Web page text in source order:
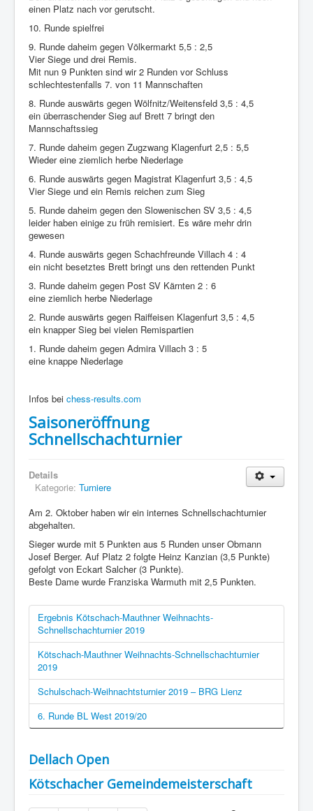
einen Platz nach vor gerutscht.
10. Runde spielfrei
9. Runde daheim gegen Völkermarkt 5,5 : 2,5
Vier Siege und drei Remis.
Mit nun 9 Punkten sind wir 2 Runden vor Schluss
schlechtestenfalls 7. von 11 Mannschaften
8. Runde auswärts gegen Wölfnitz/Weitensfeld 3,5 : 4,5
ein überraschender Sieg auf Brett 7 bringt den
Mannschaftssieg
7. Runde daheim gegen Zugzwang Klagenfurt 2,5 : 5,5
Wieder eine ziemlich herbe Niederlage
6. Runde auswärts gegen Magistrat Klagenfurt 3,5 : 4,5
Vier Siege und ein Remis reichen zum Sieg
5. Runde daheim gegen den Slowenischen SV 3,5 : 4,5
leider haben einige zu früh remisiert. Es wäre mehr drin
gewesen
4. Runde auswärts gegen Schachfreunde Villach 4 : 4
ein nicht besetztes Brett bringt uns den rettenden Punkt
3. Runde daheim gegen Post SV Kärnten 2 : 6
eine ziemlich herbe Niederlage
2. Runde auswärts gegen Raiffeisen Klagenfurt 3,5 : 4,5
ein knapper Sieg bei vielen Remispartien
1. Runde daheim gegen Admira Villach 3 : 5
eine knappe Niederlage
Infos bei chess-results.com
Saisoneröffnung
Schnellschachturnier
Details
Kategorie: Turniere
Am 2. Oktober haben wir ein internes Schnellschachturnier
abgehalten.
Sieger wurde mit 5 Punkten aus 5 Runden unser Obmann
Josef Berger. Auf Platz 2 folgte Heinz Kanzian (3,5 Punkte)
gefolgt von Eckart Salcher (3 Punkte).
Beste Dame wurde Franziska Warmuth mit 2,5 Punkten.
Ergebnis Kötschach-Mauthner Weihnachts-
Schnellschachturnier 2019
Kötschach-Mauthner Weihnachts-Schnellschachturnier
2019
Schulschach-Weihnachtsturnier 2019 – BRG Lienz
6. Runde BL West 2019/20
Dellach Open
Kötschacher Gemeindemeisterschaft